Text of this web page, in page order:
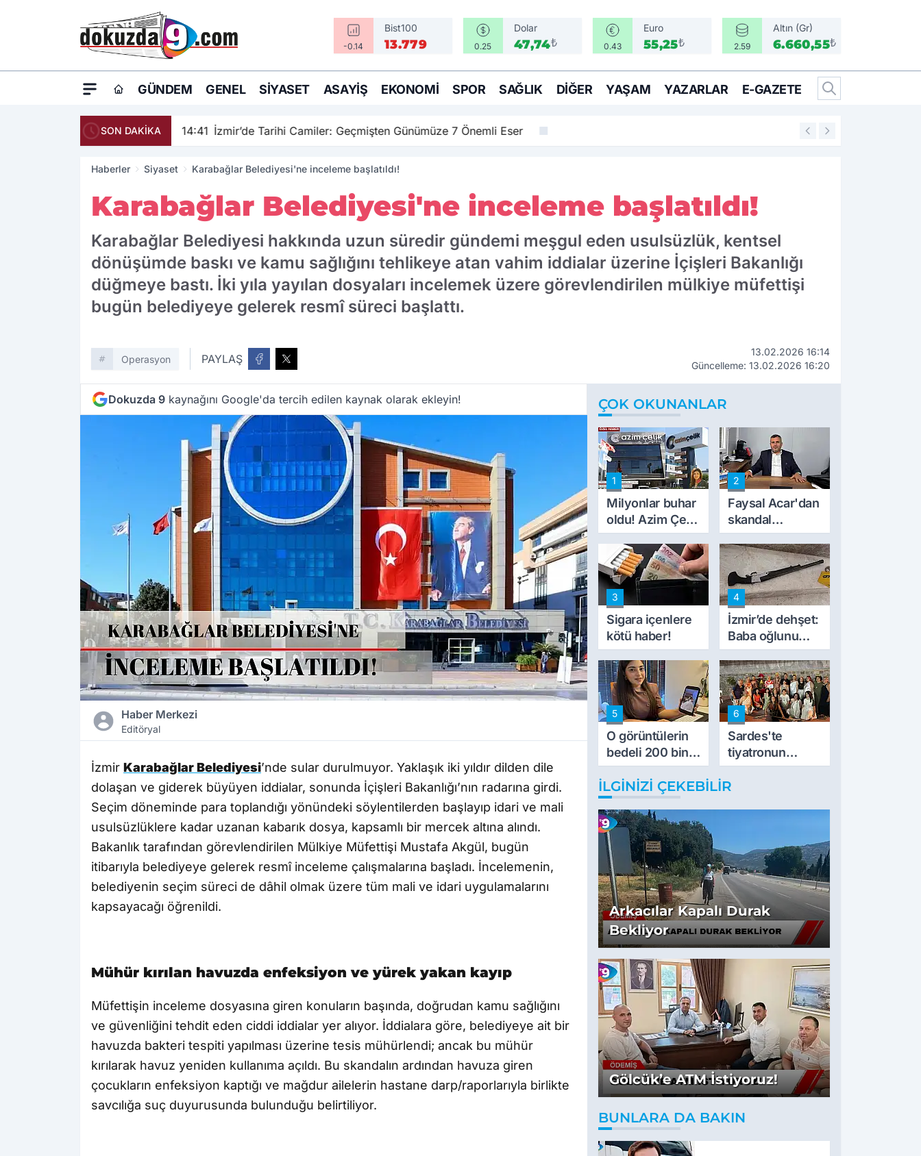
-0.14
Bist100
13.779 0.25
Dolar
47,74₺ 0.43
Euro
55,25₺ 2.59
Altın (Gr)
6.660,55₺
GÜNDEM GENEL SIYASET ASAYIŞ EKONOMI SPOR SAĞLIK DIĞER YAŞAM YAZARLAR E-GAZETE
SON DAKİKA 14:41 İzmir’de Tarihi Camiler: Geçmişten Günümüze 7 Önemli Eser 14:25
Haberler Siyaset Karabağlar Belediyesi'ne inceleme başlatıldı!
Karabağlar Belediyesi'ne inceleme başlatıldı!
Karabağlar Belediyesi hakkında uzun süredir gündemi meşgul eden usulsüzlük, kentsel
dönüşümde baskı ve kamu sağlığını tehlikeye atan vahim iddialar üzerine İçişleri Bakanlığı
düğmeye bastı. İki yıla yayılan dosyaları incelemek üzere görevlendirilen mülkiye müfettişi
bugün belediyeye gelerek resmî süreci başlattı.
Operasyon PAYLAŞ
13.02.2026 16:14
Güncelleme: 13.02.2026 16:20
Dokuzda 9 kaynağını Google'da tercih edilen kaynak olarak ekleyin!
Haber Merkezi
Editöryal
İzmir Karabağlar Belediyesi’nde sular durulmuyor. Yaklaşık iki yıldır dilden dile
dolaşan ve giderek büyüyen iddialar, sonunda İçişleri Bakanlığı’nın radarına girdi.
Seçim döneminde para toplandığı yönündeki söylentilerden başlayıp idari ve mali
usulsüzlüklere kadar uzanan kabarık dosya, kapsamlı bir mercek altına alındı.
Bakanlık tarafından görevlendirilen Mülkiye Müfettişi Mustafa Akgül, bugün
itibarıyla belediyeye gelerek resmî inceleme çalışmalarına başladı. İncelemenin,
belediyenin seçim süreci de dâhil olmak üzere tüm mali ve idari uygulamalarını
kapsayacağı öğrenildi.
Mühür kırılan havuzda enfeksiyon ve yürek yakan kayıp
Müfettişin inceleme dosyasına giren konuların başında, doğrudan kamu sağlığını
ve güvenliğini tehdit eden ciddi iddialar yer alıyor. İddialara göre, belediyeye ait bir
havuzda bakteri tespiti yapılması üzerine tesis mühürlendi; ancak bu mühür
kırılarak havuz yeniden kullanıma açıldı. Bu skandalın ardından havuza giren
çocukların enfeksiyon kaptığı ve mağdur ailelerin hastane darp/raporlarıyla birlikte
savcılığa suç duyurusunda bulunduğu belirtiliyor.
ÇOK OKUNANLAR
1
Milyonlar buhar
oldu! Azim Çelik
inşaat mağduru
ilk kez konuştu
2
Faysal Acar'dan
skandal
açıklamalar:
'Haluk Levent
peynircilerimizi
de kıskaca aldı,
müdahale ettik'
3
Sigara içenlere
kötü haber!
4
İzmir’de dehşet:
Baba oğlunu
vurdu
5
O görüntülerin
bedeli 200 bin
TL
6
Sardes'te
tiyatronun
imece ruhu
binlerce yıllık
İLGINIZI ÇEKEBILIR
Arkacılar Kapalı Durak
Bekliyor
Gölcük’e ATM İstiyoruz!
BUNLARA DA BAKIN